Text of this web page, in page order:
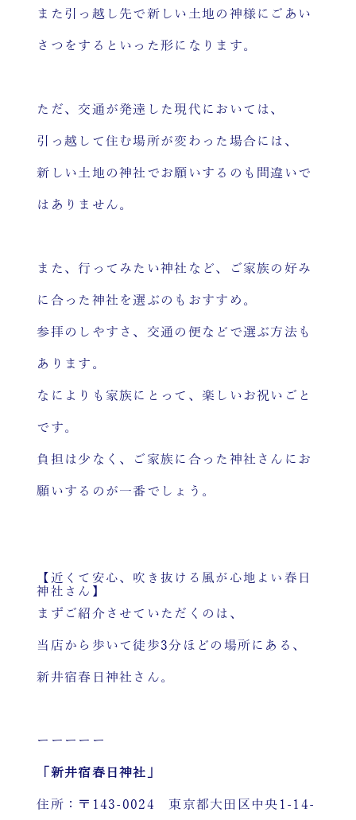
また引っ越し先で新しい土地の神様にごあい
さつをするといった形になります。
ただ、交通が発達した現代においては、
引っ越して住む場所が変わった場合には、
新しい土地の神社でお願いするのも間違いで
はありません。
また、行ってみたい神社など、ご家族の好み
に合った神社を選ぶのもおすすめ。
参拝のしやすさ、交通の便などで選ぶ方法も
あります。
なによりも家族にとって、楽しいお祝いごと
です。
負担は少なく、ご家族に合った神社さんにお
願いするのが一番でしょう。
【近くて安心、吹き抜ける風が心地よい春日
神社さん】
まずご紹介させていただくのは、
当店から歩いて徒歩3分ほどの場所にある、
新井宿春日神社さん。
ーーーーー
「新井宿春日神社」
住所：〒143-0024 東京都大田区中央1-14-